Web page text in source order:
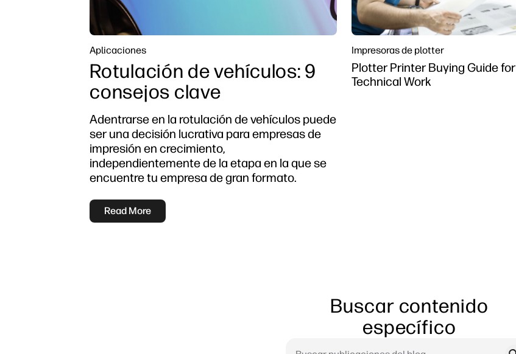
Aplicaciones
Rotulación de vehículos: 9
consejos clave
Adentrarse en la rotulación de vehículos puede
ser una decisión lucrativa para empresas de
impresión en crecimiento,
independientemente de la etapa en la que se
encuentre tu empresa de gran formato.
Read More
Impresoras de plotter
Plotter Printer Buying Guide for
Technical Work
Buscar contenido
específico